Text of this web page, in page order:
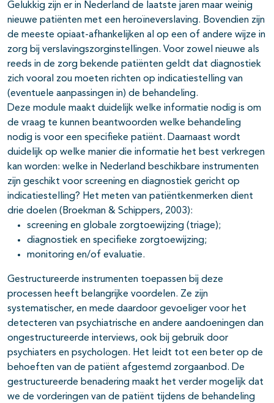
open- en dichtklappen
open- en dichtklappen
open- en dichtklappen
Gelukkig zijn er in Nederland de laatste jaren maar weinig
nieuwe patiënten met een heroïneverslaving. Bovendien zijn
de meeste opiaat-afhankelijken al op een of andere wijze in
zorg bij verslavingszorginstellingen. Voor zowel nieuwe als
reeds in de zorg bekende patiënten geldt dat diagnostiek
zich vooral zou moeten richten op indicatiestelling van
(even­tuele aanpassingen in) de behandeling.
Deze module maakt duidelijk welke informatie nodig is om
de vraag te kunnen beantwoorden welke behandeling
nodig is voor een specifieke patiënt. Daarnaast wordt
duidelijk op welke manier die informatie het best verkregen
kan worden: welke in Nederland beschikbare instrumenten
zijn geschikt voor screening en diagnostiek gericht op
indicatiestelling? Het meten van patiëntkenmerken dient
drie doelen (Broekman & Schippers, 2003):
screening en globale zorgtoewijzing (triage);
diagnostiek en specifieke zorgtoewijzing;
monitoring en/of evaluatie.
Gestructureerde instrumenten toepassen bij deze
processen heeft belang­rijke voordelen. Ze zijn
systematischer, en mede daardoor gevoeliger voor het
detecteren van psychiatrische en andere aandoeningen dan
ongestruc­tureerde interviews, ook bij gebruik door
psychiaters en psychologen. Het leidt tot een beter op de
behoeften van de patiënt afgestemd zorgaanbod. De
gestructureerde benadering maakt het verder mogelijk dat
we de vorde­ringen van de patiënt tijdens de behandeling